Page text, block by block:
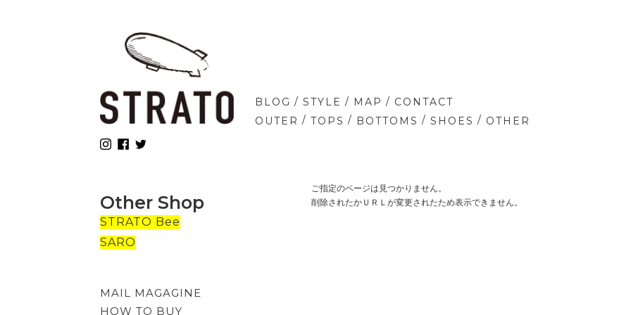
BLOG / STYLE / MAP / CONTACT
OUTER / TOPS / BOTTOMS / SHOES / OTHER
ご指定のページは見つかりません。
削除されたかＵＲＬが変更されたため表示できません。
Other Shop
STRATO Bee
SARO
MAIL MAGAGINE
HOW TO BUY